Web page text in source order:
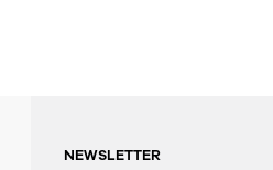
NEWSLETTER